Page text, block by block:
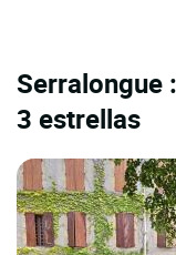
Serralongue
3 estrellas